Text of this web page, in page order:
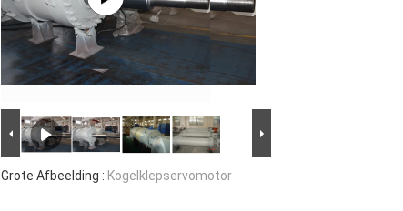
Grote Afbeelding : Kogelklepservomotor